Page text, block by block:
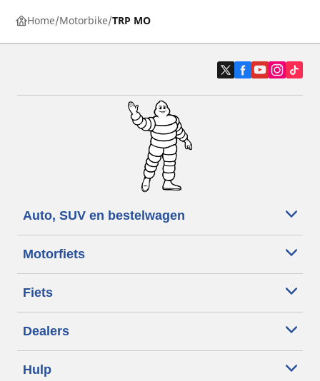
Home Motorbike TRP MO
Auto, SUV en bestelwagen
Motorfiets
Fiets
Dealers
Hulp